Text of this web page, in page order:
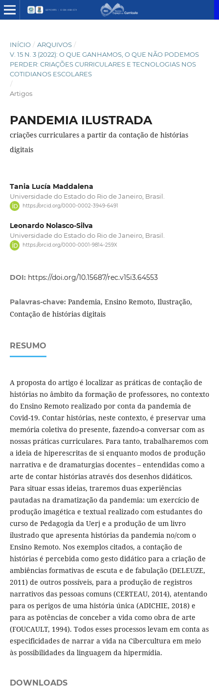
INÍCIO / ARQUIVOS /
V. 15 N. 3 (2022): O QUE GANHAMOS, O QUE NÃO PODEMOS
PERDER: CRIAÇÕES CURRICULARES E TECNOLOGIAS NOS
COTIDIANOS ESCOLARES
/
Artigos
PANDEMIA ILUSTRADA
criações curriculares a partir da contação de histórias
digitais
Tania Lucía Maddalena
Universidade do Estado do Rio de Janeiro, Brasil.
https://orcid.org/0000-0002-3949-6491
Leonardo Nolasco-Silva
Universidade do Estado do Rio de Janeiro, Brasil.
https://orcid.org/0000-0001-9814-259X
DOI: https://doi.org/10.15687/rec.v15i3.64553
Palavras-chave: Pandemia, Ensino Remoto, Ilustração,
Contação de histórias digitais
RESUMO
A proposta do artigo é localizar as práticas de contação de
histórias no âmbito da formação de professores, no contexto
do Ensino Remoto realizado por conta da pandemia de
Covid-19. Contar histórias, neste contexto, é preservar uma
memória coletiva do presente, fazendo-a conversar com as
nossas práticas curriculares. Para tanto, trabalharemos com
a ideia de hiperescritas de si enquanto modos de produção
narrativa e de dramaturgias docentes – entendidas como a
arte de contar histórias através dos desenhos didáticos.
Para situar essas ideias, traremos duas experiências
pautadas na dramatização da pandemia: um exercício de
produção imagética e textual realizado com estudantes do
curso de Pedagogia da Uerj e a produção de um livro
ilustrado que apresenta histórias da pandemia no/com o
Ensino Remoto. Nos exemplos citados, a contação de
histórias é percebida como gesto didático para a criação de
ambiências formativas de escuta e de fabulação (DELEUZE,
2011) de outros possíveis, para a produção de registros
narrativos das pessoas comuns (CERTEAU, 2014), atentando
para os perigos de uma história única (ADICHIE, 2018) e
para as potências de conceber a vida como obra de arte
(FOUCAULT, 1994). Todos esses processos levam em conta as
especificidades de narrar a vida na Cibercultura em meio
às possibilidades da linguagem da hipermídia.
DOWNLOADS